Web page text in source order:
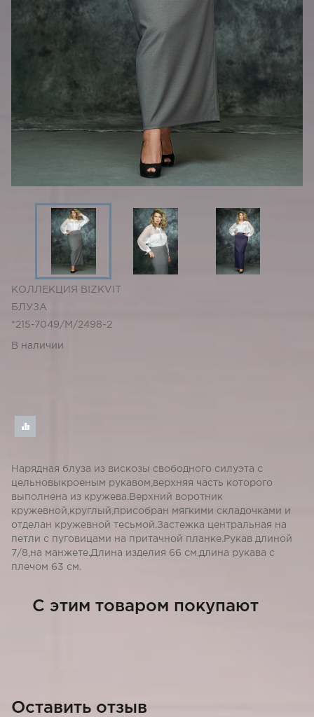
КОЛЛЕКЦИЯ BIZKVIT
БЛУЗА
*215-7049/M/2498-2
В наличии
Нарядная блуза из вискозы свободного силуэта с
цельновыкроеным рукавом,верхняя часть которого
выполнена из кружева.Верхний воротник
кружевной,круглый,присобран мягкими складочками и
отделан кружевной тесьмой.Застежка центральная на
петли с пуговицами на притачной планке.Рукав длиной
7/8,на манжете.Длина изделия 66 см,длина рукава с
плечом 63 см.
C этим товаром покупают
Оставить отзыв